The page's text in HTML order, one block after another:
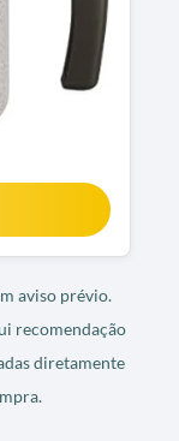
aviso prévio.
recomendação
diretamente